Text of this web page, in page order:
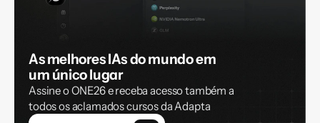
As melhores IAs do mundo em
um único lugar
Assine o ONE26 e receba acesso também a
todos os aclamados cursos da Adapta